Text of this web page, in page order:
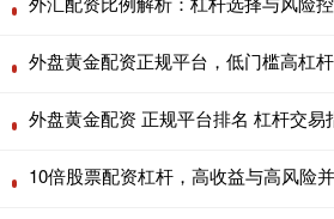
外盘黄金配资正规平台，低门槛高杠杆
外盘黄金配资 正规平台排名 杠杆交易
10倍股票配资杠杆，高收益与高风险